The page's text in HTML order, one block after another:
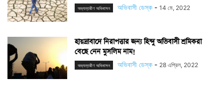
অভ্যন্তরীণ অভিবাসন অভিবাসী ডেস্ক - 14 মে, 2022
হায়দ্রাবাদে নিরাপত্তার জন্য হিন্দু অভিবাসী শ্রমিকরা
বেছে নেন মুসলিম নাম!
অভ্যন্তরীণ অভিবাসন অভিবাসী ডেস্ক - 28 এপ্রিল, 2022